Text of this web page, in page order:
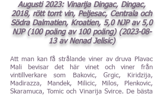
Augusti 2023: Vinarija Dingac, Dingac,
2018, rött torrt vin, Peljesac, Centrala och
Södra Dalmatien, Kroatien, 5,0 NJP av 5,0
NJP (100 poäng av 100 poäng) (2023-08-
13av Nenad Jelisic)
Att man kan få strålande viner av druva Plavac
Mali bevisar det här vinet och viner från
vintillverkare som Bakovic, Grgic, Kiridzija,
Madirazza, Mandek, Milicic, Milos, Plenkovic,
Skaramuca, Tomic och Vinarija Svirce. De bästa